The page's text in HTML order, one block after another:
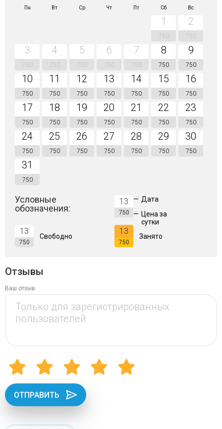
Пн Вт Ср Чт Пт Сб Вс
1
750
2
750
3
750
4
750
5
750
6
750
7
750
8
750
9
750
10
750
11
750
12
750
13
750
14
750
15
750
16
750
17
750
18
750
19
750
20
750
21
750
22
750
23
750
24
750
25
750
26
750
27
750
28
750
29
750
30
750
31
750
Условные
обозначения:
13
750
— Дата
— Цена за
сутки
13
750
Свободно
13
750
Занято
Отзывы
Ваш отзыв
ОТПРАВИТЬ